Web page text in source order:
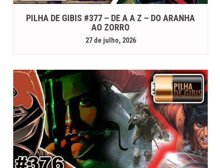
PILHA DE GIBIS #377 – DE A A Z – DO ARANHA
AO ZORRO
27 de julho, 2026